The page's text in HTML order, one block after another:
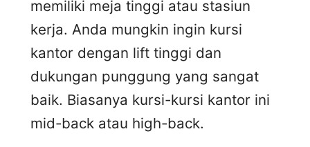
memiliki meja tinggi atau stasiun
kerja. Anda mungkin ingin kursi
kantor dengan lift tinggi dan
dukungan punggung yang sangat
baik. Biasanya kursi-kursi kantor ini
mid-back atau high-back.